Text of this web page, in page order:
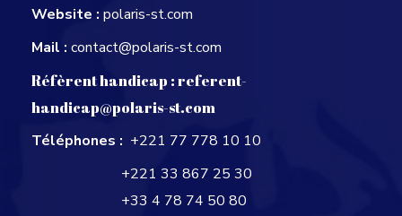
Website : polaris-st.com
Mail : contact@polaris-st.com
Réfèrent handicap :referent-
handicap@polaris-st.com
Téléphones : +221 77 778 10 10
+221 33 867 25 30
+33 4 78 74 50 80